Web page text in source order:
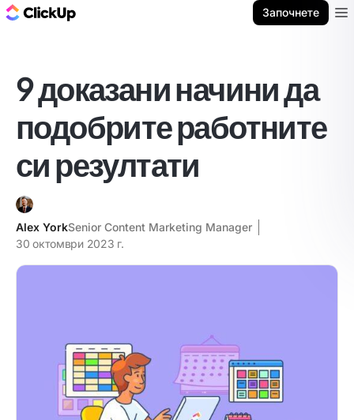
Започнете
9 доказани начини да
подобрите работните
си резултати
Alex YorkSenior Content Marketing Manager
30 октомври 2023 г.